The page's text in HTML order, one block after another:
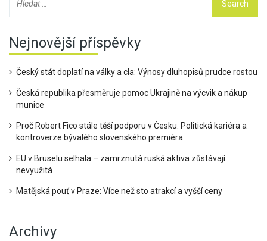
Nejnovější příspěvky
Český stát doplatí na války a cla: Výnosy dluhopisů prudce rostou
Česká republika přesměruje pomoc Ukrajině na výcvik a nákup
munice
Proč Robert Fico stále těší podporu v Česku: Politická kariéra a
kontroverze bývalého slovenského premiéra
EU v Bruselu selhala – zamrznutá ruská aktiva zůstávají
nevyužitá
Matějská pouť v Praze: Více než sto atrakcí a vyšší ceny
Archivy